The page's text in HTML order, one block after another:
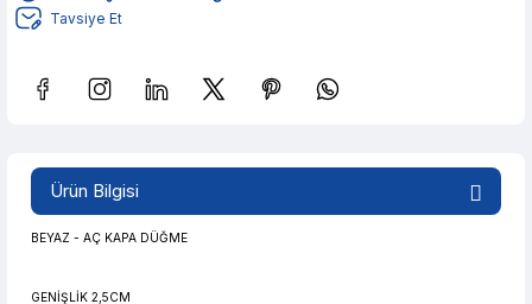
Tavsiye Et
Güvenilir Alışveriş 28,03 TL den başlayan taksitlerle! x 9
Ürün Bilgisi
BEYAZ - AÇ KAPA DÜĞME
GENİŞLİK 2,5CM